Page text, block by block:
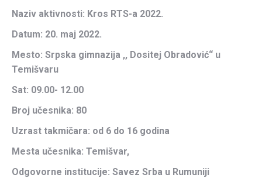
Naziv aktivnosti: Kros RTS-a 2022.
Datum: 20. maj 2022.
Mesto: Srpska gimnazija ,, Dositej Obradović“ u
Temišvaru
Sat: 09.00- 12.00
Broj učesnika: 80
Uzrast takmičara: od 6 do 16 godina
Mesta učesnika: Temišvar,
Odgovorne institucije: Savez Srba u Rumuniji